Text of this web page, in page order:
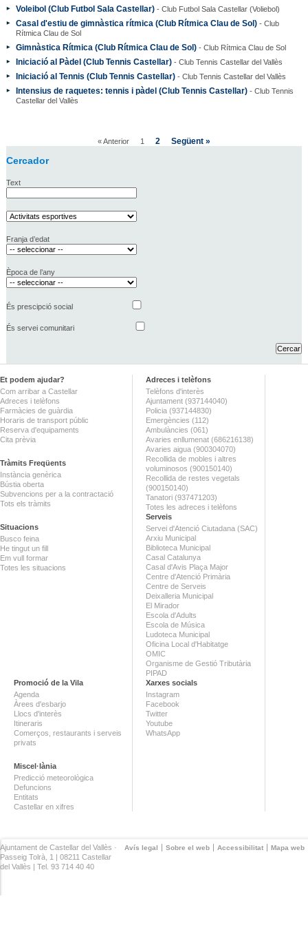
Voleibol (Club Futbol Sala Castellar)- Club Futbol Sala Castellar (Voliebol)
Casal d'estiu de gimnàstica rítmica (Club Rítmica Clau de Sol)- Club
Rítmica Clau de Sol
Gimnàstica Rítmica (Club Rítmica Clau de Sol)- Club Rítmica Clau de Sol
Iniciació al Pàdel (Club Tennis Castellar)- Club Tennis Castellar del Vallès
Iniciació al Tennis (Club Tennis Castellar)- Club Tennis Castellar del Vallès
Intensius de raquetes: tennis i pàdel (Club Tennis Castellar)- Club Tennis
Castellar del Vallès
« Anterior 1 2 Següent »
Cercador
Text
Franja d’edat
Època de l’any
És prescipció social
És servei comunitari
Et podem ajudar?
Com arribar a Castellar
Adreces i telèfons
Farmàcies de guàrdia
Horaris de transport públic
Reserva d'equipaments
Cita prèvia
Tràmits Freqüents
Instància genèrica
Bústia oberta
Subvencions per a la contractació
Tots els tràmits
Situacions
Busco feina
He tingut un fill
Em vull formar
Totes les situacions
Adreces i telèfons
Telèfons d'interès
Ajuntament (937144040)
Policia (937144830)
Emergències (112)
Ambulàncies (061)
Avaries enllumenat (686216138)
Avaries aigua (900304070)
Recollida de mobles i altres
voluminosos (900150140)
Recollida de restes vegetals
(900150140)
Tanatori (937471203)
Totes les adreces i telèfons
Serveis
Servei d'Atenció Ciutadana (SAC)
Arxiu Municipal
Biblioteca Municipal
Casal Catalunya
Casal d'Avis Plaça Major
Centre d'Atenció Primària
Centre de Serveis
Deixalleria Municipal
El Mirador
Escola d'Adults
Escola de Música
Ludoteca Municipal
Oficina Local d'Habitatge
OMIC
Organisme de Gestió Tributària
PIPAD
Promoció de la Vila
Agenda
Àrees d'esbarjo
Llocs d'interès
Itineraris
Comerços, restaurants i serveis
privats
Miscel·lània
Predicció meteorològica
Defuncions
Entitats
Castellar en xifres
Xarxes socials
Instagram
Facebook
Twitter
Youtube
WhatsApp
Avís legal Sobre el web Accessibilitat Mapa web
Ajuntament de Castellar del Vallès ·
Passeig Tolrà, 1 | 08211 Castellar
del Vallès | Tel. 93 714 40 40